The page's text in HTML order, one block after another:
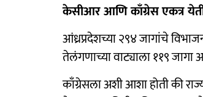
केसीआर आणि काँग्रेस एकत्र
आंध्रप्रदेशच्या २९४ जागांचे
तेलंगणाच्या वाट्याला ११९ जागा
काँग्रेसला अशी आशा होती की